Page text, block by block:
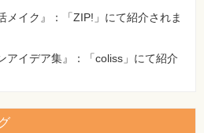
メイク』：「ZIP!」にて紹介されま
アイデア集』：「coliss」にて紹介